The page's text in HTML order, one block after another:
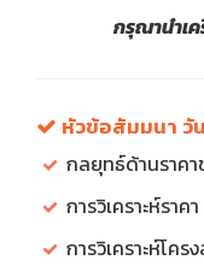
กรุณานำเครื่
หัวข้อสัมมนา วั
กลยุทธ์ด้านราค
การวิเคราะห์รา
การวิเคราะห์โค